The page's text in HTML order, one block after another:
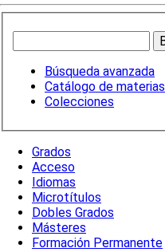
Búsqueda avanzada
Catálogo de materias
Colecciones
Grados
Acceso
Idiomas
Microtítulos
Dobles Grados
Másteres
Formación Permanente